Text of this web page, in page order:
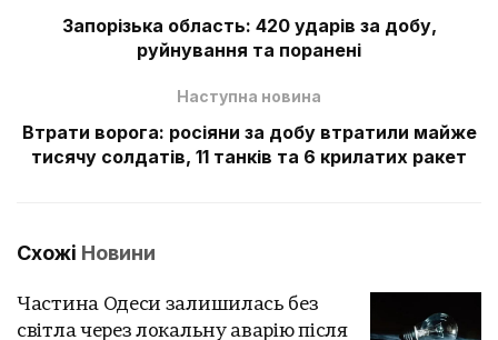
Запорізька область: 420 ударів за добу,
руйнування та поранені
Наступна новина
Втрати ворога: росіяни за добу втратили майже
тисячу солдатів, 11 танків та 6 крилатих ракет
Схожі Новини
Частина Одеси залишилась без
світла через локальну аварію після